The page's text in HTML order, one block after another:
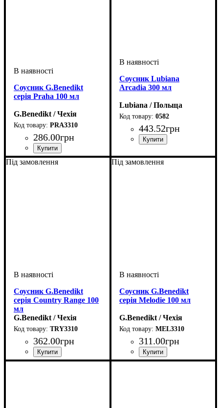
Соусник G.Benedikt
серія Praha 100 мл
G.Benedikt / Чехія
PRA3310
286.00грн
Соусник Lubiana
Arcadia 300 мл
Lubiana / Польща
0582
443.52грн
Під замовлення
Соусник G.Benedikt
серія Country Range 100
мл
G.Benedikt / Чехія
TRY3310
362.00грн
Під замовлення
Соусник G.Benedikt
серія Melodie 100 мл
G.Benedikt / Чехія
MEL3310
311.00грн